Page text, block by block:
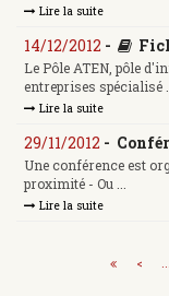
Lire la suite
14/12/2012 -
Le Pôle ATEN, pôle
entreprises spécialisé
Lire la suite
29/11/2012 -
Une conférence est
proximité - Ou ...
Lire la suite
< ...